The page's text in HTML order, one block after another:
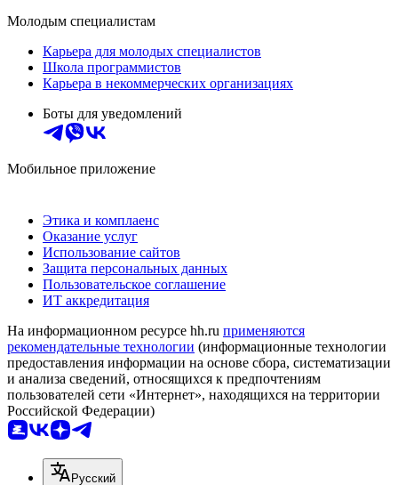
Молодым специалистам
Карьера для молодых специалистов
Школа программистов
Карьера в некоммерческих организациях
Боты для уведомлений
Мобильное приложение
Этика и комплаенс
Оказание услуг
Использование сайтов
Защита персональных данных
Пользовательское соглашение
ИТ аккредитация
На информационном ресурсе hh.ru применяются
рекомендательные технологии (информационные технологии
предоставления информации на основе сбора, систематизации
и анализа сведений, относящихся к предпочтениям
пользователей сети «Интернет», находящихся на территории
Российской Федерации)
Русский